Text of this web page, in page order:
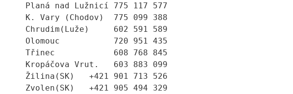
Planá nad Lužnicí 775 117 577
K. Vary (Chodov)  775 099 388
Chrudim(Luže)     602 591 589
Olomouc           720 951 435
Třinec            608 768 845
Kropáčova Vrut.   603 883 099
Žilina(SK)   +421 901 713 526
Zvolen(SK)   +421 905 494 329